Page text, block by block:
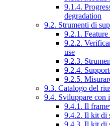
9.1.4.
degradation
9.2. Strumenti di
9.2.1. Feature
9.2.2.
use
9.2.3.
9.2.4.
9.2.5.
9.3. Catalogo del
9.4. Sviluppare con
9.4.1. Il
9.4.2. Il kit di
9.4.3. Il kit di